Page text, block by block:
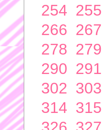
254 255
266 267
278 279
290 291
302 303
314 315